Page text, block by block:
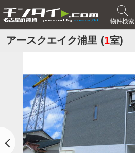
物件検索
アースクエイク浦里 (1室)